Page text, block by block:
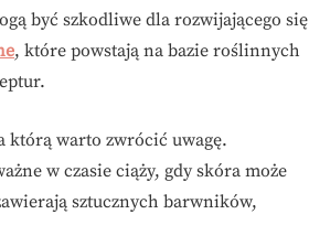
być szkodliwe dla rozwijającego się
, które powstają na bazie roślinnych
którą warto zwrócić uwagę.
w czasie ciąży, gdy skóra może
sztucznych barwników,